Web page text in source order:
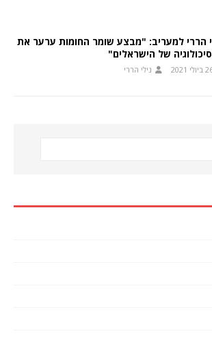
הררי למעריב: "מבצע שומר החומות ערער את
של הישראלים"
2021 נילי הררי